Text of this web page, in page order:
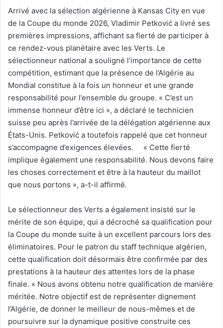
Arrivé avec la sélection algérienne à Kansas City en vue
de la Coupe du monde 2026, Vladimir Petković a livré ses
premières impressions, affichant sa fierté de participer à
ce rendez-vous planétaire avec les Verts. Le
sélectionneur national a souligné l’importance de cette
compétition, estimant que la présence de l’Algérie au
Mondial constitue à la fois un honneur et une grande
responsabilité pour l’ensemble du groupe. « C’est un
immense honneur d’être ici », a déclaré le technicien
suisse peu après l’arrivée de la délégation algérienne aux
États-Unis. Petković a toutefois rappelé que cet honneur
s’accompagne d’exigences élevées. « Cette fierté
implique également une responsabilité. Nous devons faire
les choses correctement et être à la hauteur du maillot
que nous portons », a-t-il affirmé.
Le sélectionneur des Verts a également insisté sur le
mérite de son équipe, qui a décroché sa qualification pour
la Coupe du monde suite à un excellent parcours lors des
éliminatoires. Pour le patron du staff technique algérien,
cette qualification doit désormais être confirmée par des
prestations à la hauteur des attentes lors de la phase
finale. « Nous avons obtenu notre qualification de manière
méritée. Notre objectif est de représenter dignement
l’Algérie, de donner le meilleur de nous-mêmes et de
poursuivre sur la dynamique positive construite ces